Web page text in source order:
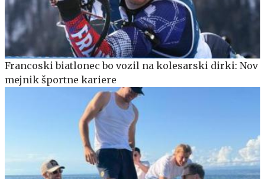
Francoski biatlonec bo vozil na kolesarski dirki: Nov
mejnik športne kariere